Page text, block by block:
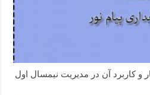
و کاربرد آن در مدیریت نیمسال اول